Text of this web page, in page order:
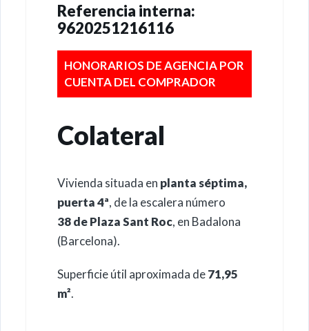
Referencia interna:
9620251216116
HONORARIOS DE AGENCIA POR
CUENTA DEL COMPRADOR
Colateral
Vivienda situada en planta séptima,
puerta 4ª, de la escalera número
38 de Plaza Sant Roc, en Badalona
(Barcelona).
Superficie útil aproximada de71,95
m².